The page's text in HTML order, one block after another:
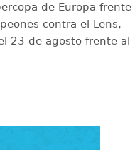
de Europa frente
contra el Lens,
23 de agosto frente al